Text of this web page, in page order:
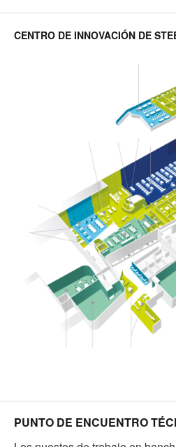
CENTRO DE INNOVACIÓN DE
PUNTO DE ENCUENTRO